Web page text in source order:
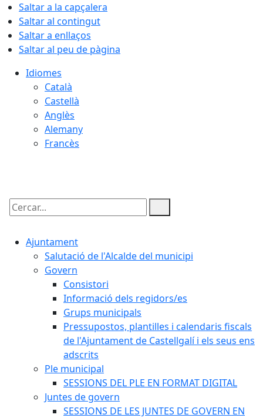
Saltar a la capçalera
Saltar al contingut
Saltar a enllaços
Saltar al peu de pàgina
Idiomes
Català
Castellà
Anglès
Alemany
Francès
Cercar:
Ajuntament
Salutació de l'Alcalde del municipi
Govern
Consistori
Informació dels regidors/es
Grups municipals
Pressupostos, plantilles i calendaris fiscals
de l'Ajuntament de Castellgalí i els seus ens
adscrits
Ple municipal
SESSIONS DEL PLE EN FORMAT DIGITAL
Juntes de govern
SESSIONS DE LES JUNTES DE GOVERN EN